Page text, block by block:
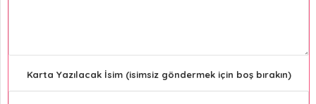
Karta Yazılacak İsim (isimsiz göndermek için boş bırakın)